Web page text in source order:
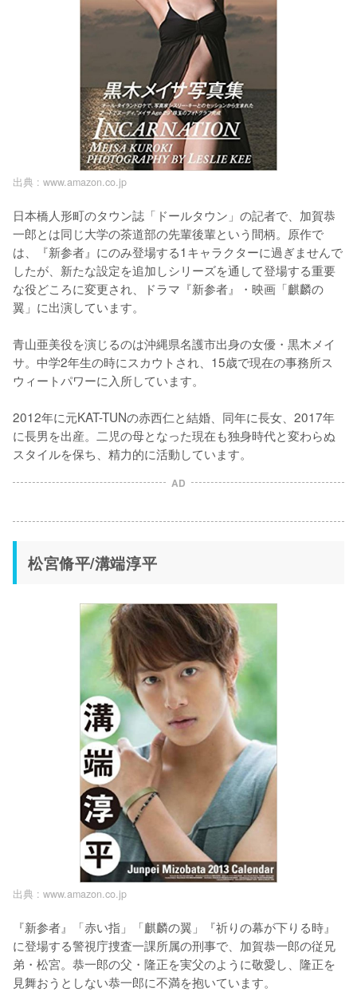
出典 : www.amazon.co.jp
日本橋人形町のタウン誌「ドールタウン」の記者で、加賀恭
一郎とは同じ大学の茶道部の先輩後輩という間柄。原作で
は、『新参者』にのみ登場する1キャラクターに過ぎませんで
したが、新たな設定を追加しシリーズを通して登場する重要
な役どころに変更され、ドラマ『新参者』・映画「麒麟の
翼」に出演しています。
青山亜美役を演じるのは沖縄県名護市出身の女優・黒木メイ
サ。中学2年生の時にスカウトされ、15歳で現在の事務所ス
ウィートパワーに入所しています。
2012年に元KAT-TUNの赤西仁と結婚、同年に長女、2017年
に長男を出産。二児の母となった現在も独身時代と変わらぬ
スタイルを保ち、精力的に活動しています。
AD
松宮脩平/溝端淳平
出典 : www.amazon.co.jp
『新参者』「赤い指」「麒麟の翼」『祈りの幕が下りる時』
に登場する警視庁捜査一課所属の刑事で、加賀恭一郎の従兄
弟・松宮。恭一郎の父・隆正を実父のように敬愛し、隆正を
見舞おうとしない恭一郎に不満を抱いています。